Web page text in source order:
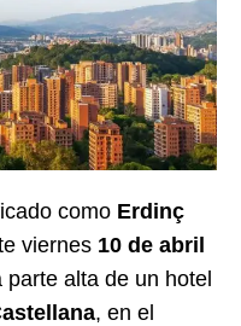
como Erdinç
viernes 10 de abril
alta de un hotel
, en el